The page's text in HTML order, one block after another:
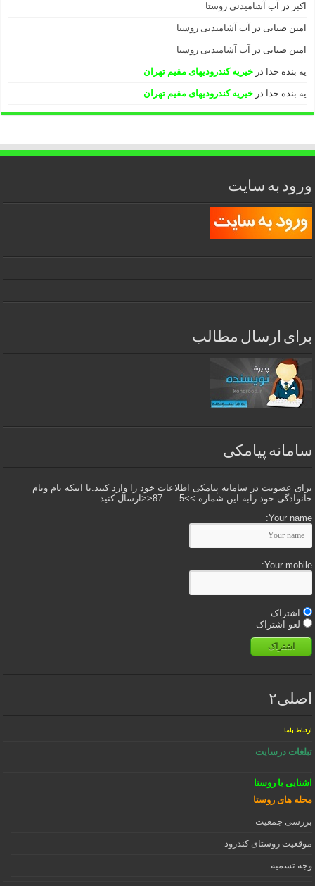
اکبر در آب آشامیدنی روستا
امین ضیایی در آب آشامیدنی روستا
امین ضیایی در آب آشامیدنی روستا
یه بنده خدا درخیریه کندرودیهای مقیم تهران
یه بنده خدا درخیریه کندرودیهای مقیم تهران
ورود به سایت
برای ارسال مطالب
سامانه پیامکی
برای عضویت در سامانه پیامکی اطلاعات خود را وارد کنید.یا اینکه نام ونام
خانوادگی خود رابه این شماره >>5......87<<ارسال کنید
Your name:
Your mobile:
اشتراک
لغو اشتراک
اشتراک
اصلی۲
ارتباط باما
تبلغات درسایت
اشنایی با روستا
محله های روستا
بررسی جمعیت
موقعیت روستای کندرود
وجه تسمیه